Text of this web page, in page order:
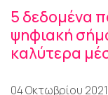
5 δεδομένα
ψηφιακή
καλύτερα
04 Οκτωβρίου 2021